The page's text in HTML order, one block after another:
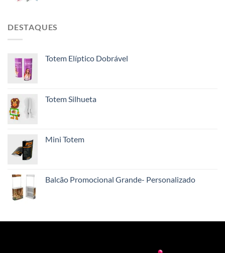
DESTAQUES
Totem Elíptico Dobrável
Totem Silhueta
Mini Totem
Balcão Promocional Grande- Personalizado